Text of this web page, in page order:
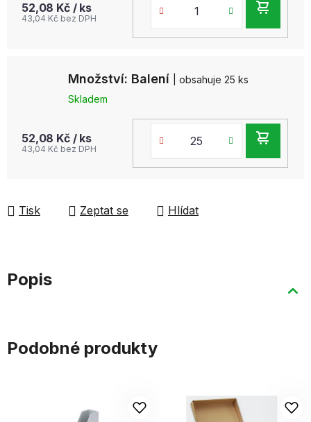
52,08 Kč / ks
43,04 Kč bez DPH
Množství: Balení
| obsahuje 25 ks
Skladem
52,08 Kč / ks
43,04 Kč bez DPH
Tisk Zeptat se Hlídat
Popis
Podobné produkty